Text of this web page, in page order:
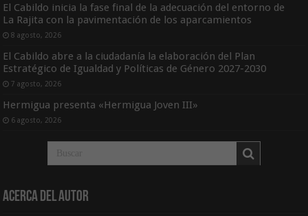
El Cabildo inicia la fase final de la adecuación del entorno de
La Rajita con la pavimentación de los aparcamientos
8 agosto, 2026
El Cabildo abre a la ciudadanía la elaboración del Plan
Estratégico de Igualdad y Políticas de Género 2027-2030
7 agosto, 2026
Hermigua presenta «Hermigua Joven III»
6 agosto, 2026
Acerca del Autor